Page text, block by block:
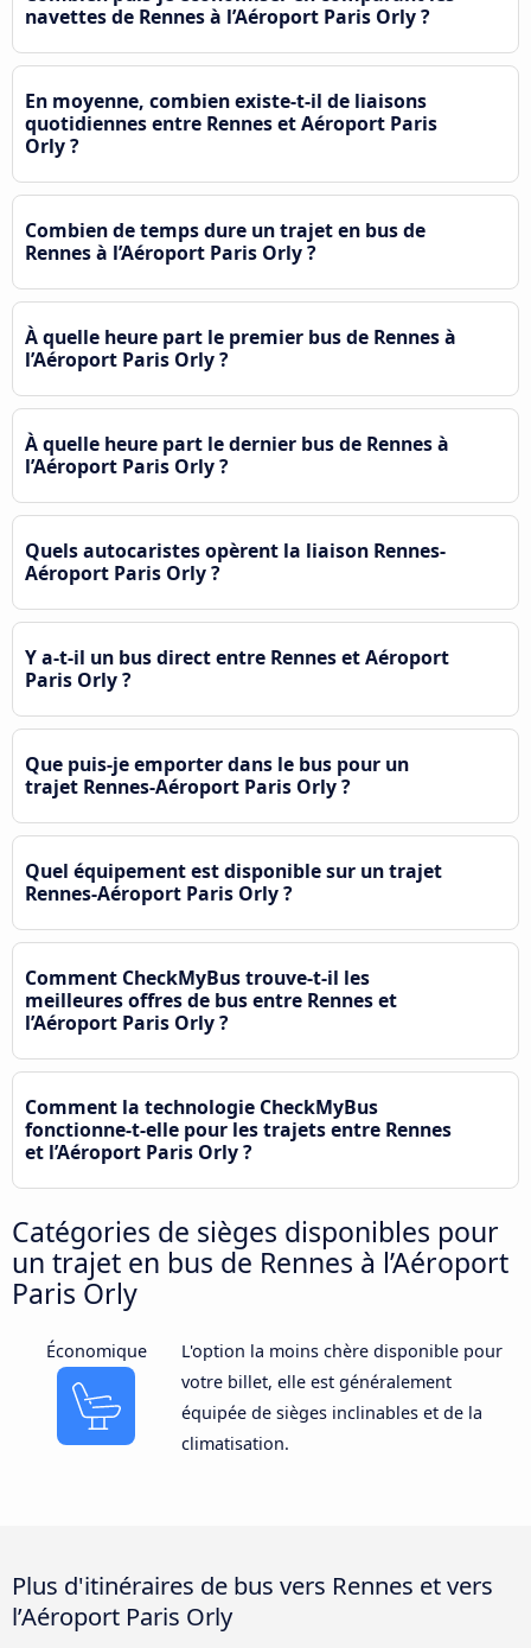
navettes de Rennes à l’Aéroport Paris Orly ?
En moyenne, combien existe-t-il de liaisons
quotidiennes entre Rennes et Aéroport Paris
Orly ?
Combien de temps dure un trajet en bus de
Rennes à l’Aéroport Paris Orly ?
À quelle heure part le premier bus de Rennes à
l’Aéroport Paris Orly ?
À quelle heure part le dernier bus de Rennes à
l’Aéroport Paris Orly ?
Quels autocaristes opèrent la liaison Rennes-
Aéroport Paris Orly ?
Y a-t-il un bus direct entre Rennes et Aéroport
Paris Orly ?
Que puis-je emporter dans le bus pour un
trajet Rennes-Aéroport Paris Orly ?
Quel équipement est disponible sur un trajet
Rennes-Aéroport Paris Orly ?
Comment CheckMyBus trouve-t-il les
meilleures offres de bus entre Rennes et
l’Aéroport Paris Orly ?
Comment la technologie CheckMyBus
fonctionne-t-elle pour les trajets entre Rennes
et l’Aéroport Paris Orly ?
Catégories de sièges disponibles pour
un trajet en bus de Rennes à l’Aéroport
Paris Orly
Économique
L'option la moins chère disponible pour
votre billet, elle est généralement
équipée de sièges inclinables et de la
climatisation.
Plus d'itinéraires de bus vers Rennes et vers
l’Aéroport Paris Orly